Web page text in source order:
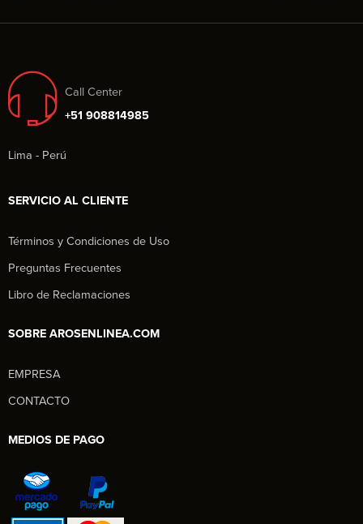
Call Center
+51 908814985
Lima - Perú
SERVICIO AL CLIENTE
Términos y Condiciones de Uso
Preguntas Frecuentes
Libro de Reclamaciones
SOBRE AROSENLINEA.COM
EMPRESA
CONTACTO
MEDIOS DE PAGO